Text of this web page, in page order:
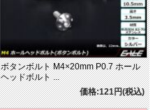
ボタンボルト M4×20mm P0.7 ホール
ヘッドボルト ...
価格:121円(税込)